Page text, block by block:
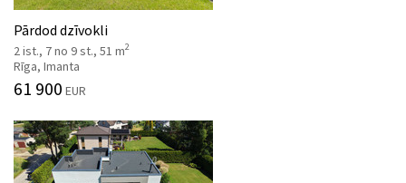
Pārdod dzīvokli
2 ist., 7 no 9 st., 51 m2
Rīga, Imanta
61 900 EUR